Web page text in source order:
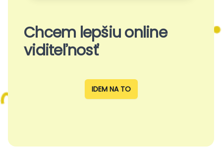
Chcem lepšiu online
viditeľnosť
IDEM NA TO